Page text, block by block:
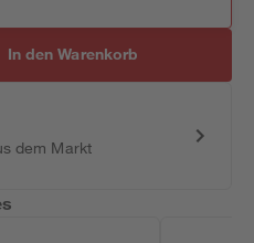
In den Warenkorb
dem Markt